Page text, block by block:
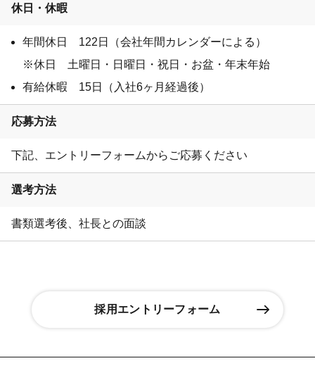
休日・休暇
年間休日 122日（会社年間カレンダーによる）
※休日 土曜日・日曜日・祝日・お盆・年末年始
有給休暇 15日（入社6ヶ月経過後）
応募方法
下記、エントリーフォームからご応募ください
選考方法
書類選考後、社長との面談
採用エントリーフォーム